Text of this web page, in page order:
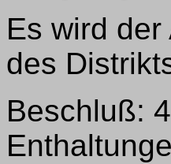
Es wird
des
Beschluß: